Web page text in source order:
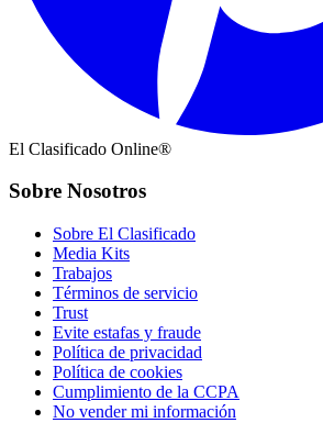
El Clasificado Online®
Sobre Nosotros
Sobre El Clasificado
Media Kits
Trabajos
Términos de servicio
Trust
Evite estafas y fraude
Política de privacidad
Política de cookies
Cumplimiento de la CCPA
No vender mi información